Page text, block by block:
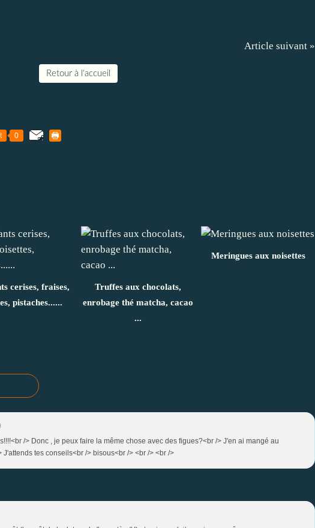
Article suivant »
Retour à l'accueil
0
cerises, fraises,
pistaches......
Truffes aux chocolats,
enrobage thé matcha, cacao
...
Meringues aux noisettes
/> Donc , je peux faire la même chose avec des figues?<br /> J'en ai mangé au
tes conseils<br /> bisous<br /> <br /> <br />